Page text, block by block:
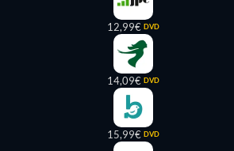
12,99€ DVD
14,09€ DVD
15,99€ DVD